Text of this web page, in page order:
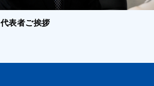
代表者ご挨拶